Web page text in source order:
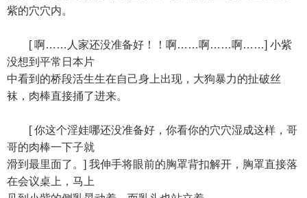
紫的穴穴内。
[ 啊……人家还没准备好！！啊……啊……啊……] 小紫
没想到平常日本片
中看到的桥段活生生在自己身上出现，大狗暴力的扯破丝
袜，肉棒直接捅了进来。
[ 你这个淫娃哪还没准备好，你看你的穴穴湿成这样，哥
哥的肉棒一下子就
滑到最里面了。] 我伸手将眼前的胸罩背扣解开，胸罩直接落
在会议桌上，马上